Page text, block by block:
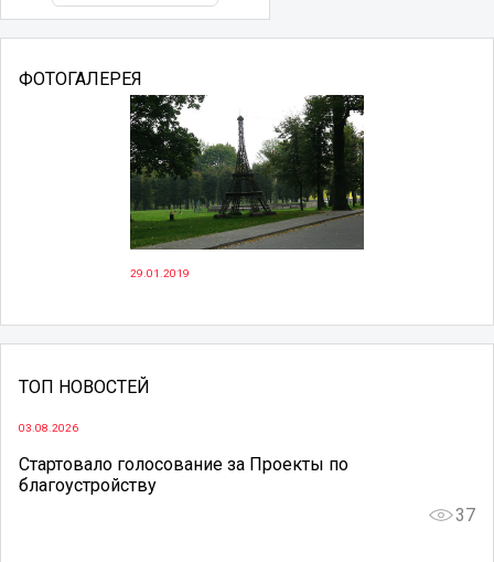
ФОТОГАЛЕРЕЯ
29.01.2019
ТОП НОВОСТЕЙ
03.08.2026
Стартовало голосование за Проекты по
благоустройству
37